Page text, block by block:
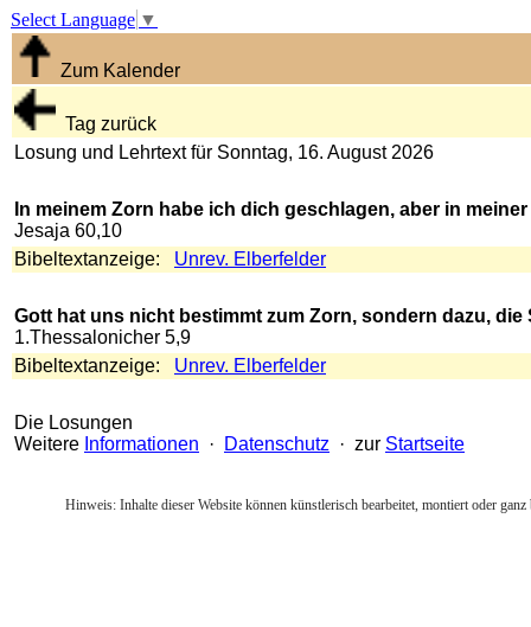
Select Language ▼
Zum Kalender
Tag zurück
Losung und Lehrtext für Sonntag, 16. August 2026
In meinem Zorn habe ich dich geschlagen, aber in
Jesaja 60,10
Bibeltextanzeige: Unrev. Elberfelder
Gott hat uns nicht bestimmt zum Zorn, sondern dazu,
1.Thessalonicher 5,9
Bibeltextanzeige: Unrev. Elberfelder
Die Losungen
Weitere Informationen · Datenschutz · zur Startseite
Hinweis: Inhalte dieser Website können künstlerisch bearbeitet, montiert oder